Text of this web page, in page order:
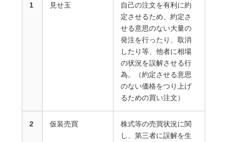
1 見せ玉
自己の注文を有利に約
定させるため、約定さ
せる意思のない大量の
発注を行ったり、取消
したり等、他者に相場
の状況を誤解させる行
為。（約定させる意思
のない価格をつり上げ
るための買い注文）
2 仮装売買
株式等の売買状況に関
し、第三者に誤解を生